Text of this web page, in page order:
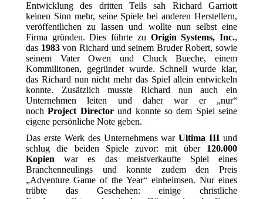
Entwicklung des dritten Teils sah Richard Garriott
keinen Sinn mehr, seine Spiele bei anderen Herstellern,
veröffentlichen zu lassen und wollte nun selbst eine
Firma gründen. Dies führte zu Origin Systems, Inc.,
das 1983von Richard und seinem Bruder Robert, sowie
seinem Vater Owen und Chuck Bueche, einem
Kommilitonen, gegründet wurde. Schnell wurde klar,
das Richard nun nicht mehr das Spiel allein entwickeln
konnte. Zusätzlich musste Richard nun auch ein
Unternehmen leiten und daher war er „nur“
nochProject Directorund konnte so dem Spiel seine
eigene persönliche Note geben.
Das erste Werk des Unternehmens warUltima III und
schlug die beiden Spiele zuvor: mit über 120.000
Kopien war es das meistverkaufte Spiel eines
Branchenneulings und konnte zudem den Preis
„Adventure Game of the Year“ einheimsen. Nur eines
trübte das Geschehen: einige christliche